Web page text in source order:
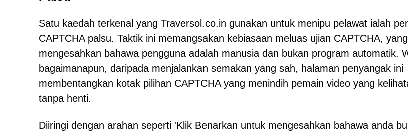
Satu kaedah terkenal yang Traversol.co.in gunakan untuk menipu pelawat ialah
CAPTCHA palsu. Taktik ini memangsakan kebiasaan meluas ujian CAPTCHA,
mengesahkan bahawa pengguna adalah manusia dan bukan program automatik.
bagaimanapun, daripada menjalankan semakan yang sah, halaman penyangak ini
membentangkan kotak pilihan CAPTCHA yang menindih pemain video yang
tanpa henti.
Diiringi dengan arahan seperti 'Klik Benarkan untuk mengesahkan bahawa anda